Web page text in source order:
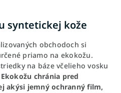
syntetickej kože
obchodoch si
priamo na ekokožu.
na báze včelieho vosku
Ekokožu chránia pred
akýsi jemný ochranný film,